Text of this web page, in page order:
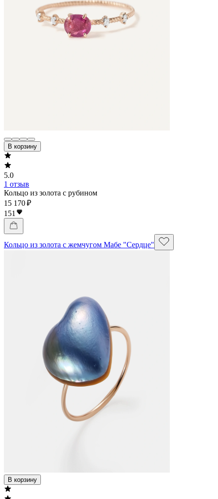
В корзину
5.0
1 отзыв
Кольцо из золота с рубином
15 170 ₽
151
Кольцо из золота с жемчугом Мабе "Сердце"
В корзину